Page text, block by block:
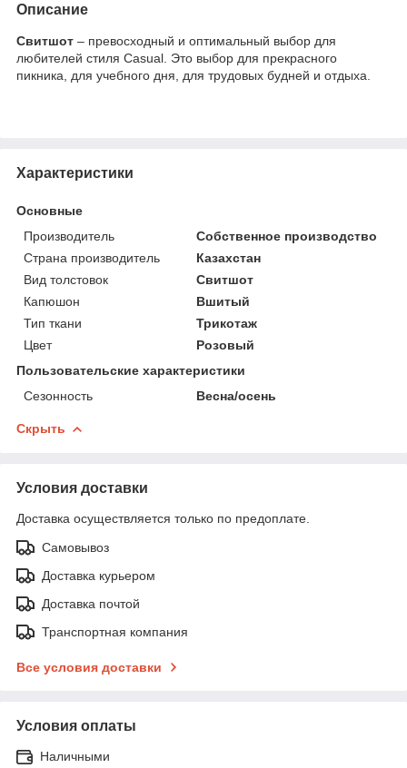
Описание
Свитшот – превосходный и оптимальный выбор для
любителей стиля Casual. Это выбор для прекрасного
пикника, для учебного дня, для трудовых будней и отдыха.
Характеристики
Основные
Производитель
Собственное производство
Страна производитель
Казахстан
Вид толстовок
Свитшот
Капюшон
Вшитый
Тип ткани
Трикотаж
Цвет
Розовый
Пользовательские характеристики
Сезонность
Весна/осень
Скрыть
Условия доставки
Доставка осуществляется только по предоплате.
Самовывоз
Доставка курьером
Доставка почтой
Транспортная компания
Все условия доставки
Условия оплаты
Наличными